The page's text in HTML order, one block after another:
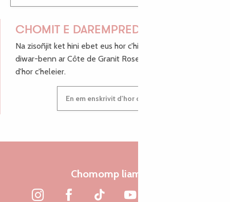
CHOMIT E DAREMPRED !
Na zisoñjit ket hini ebet eus hor c'hinnigoù mat ha keleier
diwar-benn ar Côte de Granit Rose, enskrivit hoc'h anv
d'hor c'heleier.
En em enskrivit d'hor c'heleier
Chomomp liammet